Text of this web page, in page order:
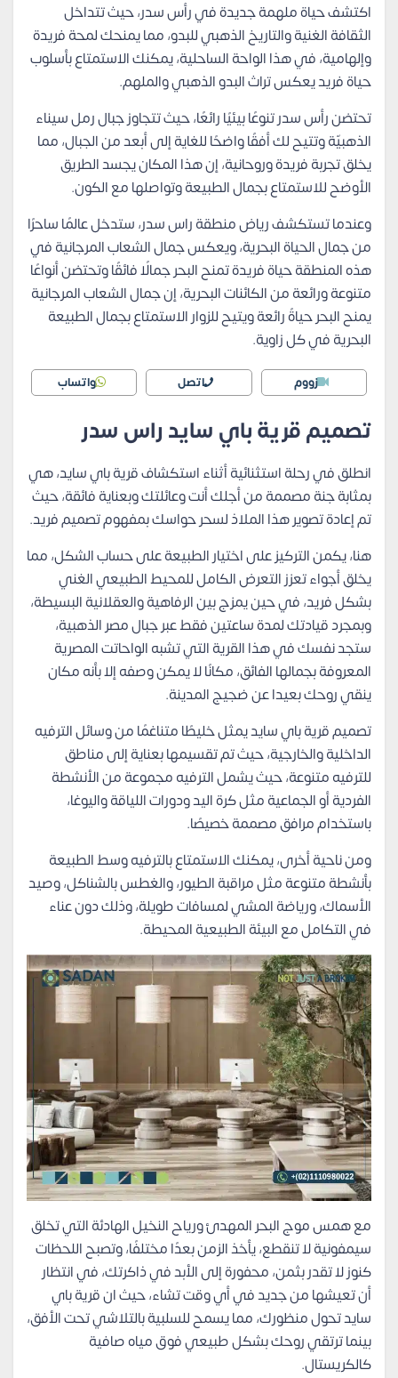
اكتشف حياة ملهمة جديدة في رأس سدر، حيث تتداخل
الثقافة الغنية والتاريخ الذهبي للبدو، مما يمنحك لمحة فريدة
وإلهامية، في هذا الواحة الساحلية، يمكنك الاستمتاع بأسلوب
حياة فريد يعكس تراث البدو الذهبي والملهم.
تحتضن رأس سدر تنوعًا بيئيًا رائعًا، حيث تتجاوز جبال رمل سيناء
الذهبيّة وتتيح لك أفقًا واضحًا للغاية إلى أبعد من الجبال، مما
يخلق تجربة فريدة وروحانية، إن هذا المكان يجسد الطريق
الأوضح للاستمتاع بجمال الطبيعة وتواصلها مع الكون.
وعندما تستكشف رياض منطقة راس سدر، ستدخل عالمًا ساحرًا
من جمال الحياة البحرية، ويعكس جمال الشعاب المرجانية في
هذه المنطقة حياة فريدة تمنح البحر جمالًا فائقًا وتحتضن أنواعًا
متنوعة ورائعة من الكائنات البحرية، إن جمال الشعاب المرجانية
يمنح البحر حياةً رائعة ويتيح للزوار الاستمتاع بجمال الطبيعة
البحرية في كل زاوية.
زووم اتصل واتساب
تصميم قرية باي سايد راس سدر
انطلق في رحلة استثنائية أثناء استكشاف قرية باي سايد، هي
بمثابة جنة مصممة من أجلك أنت وعائلتك وبعناية فائقة، حيث
تم إعادة تصوير هذا الملاذ لسحر حواسك بمفهوم تصميم فريد.
هنا، يكمن التركيز على اختيار الطبيعة على حساب الشكل، مما
يخلق أجواء تعزز التعرض الكامل للمحيط الطبيعي الغني
بشكل فريد، في حين يمزج بين الرفاهية والعقلانية البسيطة،
وبمجرد قيادتك لمدة ساعتين فقط عبر جبال مصر الذهبية،
ستجد نفسك في هذا القرية التي تشبه الواحاتت المصرية
المعروفة بجمالها الفائق، مكانًا لا يمكن وصفه إلا بأنه مكان
ينقي روحك بعيدا عن ضجيج المدينة.
تصميم قرية باي سايد يمثل خليطًا متناغمًا من وسائل الترفيه
الداخلية والخارجية، حيث تم تقسيمها بعناية إلى مناطق
للترفيه متنوعة، حيث يشمل الترفيه مجموعة من الأنشطة
الفردية أو الجماعية مثل كرة اليد ودورات اللياقة واليوغا،
باستخدام مرافق مصممة خصيصًا.
ومن ناحية أخرى، يمكنك الاستمتاع بالترفيه وسط الطبيعة
بأنشطة متنوعة مثل مراقبة الطيور، والغطس بالشناكل، وصيد
الأسماك، ورياضة المشي لمسافات طويلة، وذلك دون عناء
في التكامل مع البيئة الطبيعية المحيطة.
مع همس موج البحر المهدئ ورياح النخيل الهادئة التي تخلق
سيمفونية لا تنقطع، يأخذ الزمن بعدًا مختلفًا، وتصبح اللحظات
كنوز لا تقدر بثمن، محفورة إلى الأبد في ذاكرتك، في انتظار
أن تعيشها من جديد في أي وقت تشاء، حيث ان قرية باي
سايد تحول منظورك، مما يسمح للسلبية بالتلاشي تحت الأفق،
بينما ترتقي روحك بشكل طبيعي فوق مياه صافية
كالكريستال.